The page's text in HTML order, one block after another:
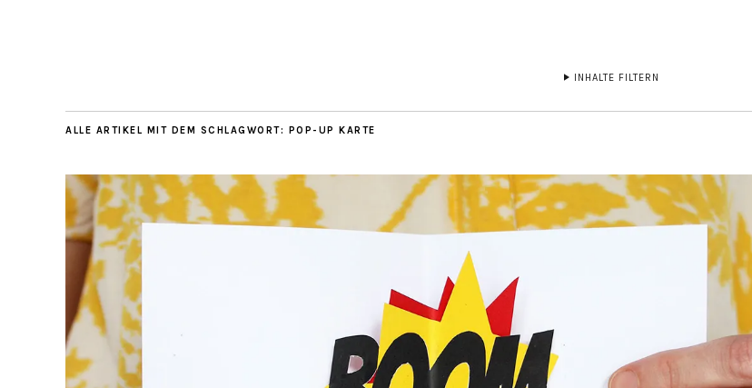
INHALTE FILTERN
ALLE ARTIKEL MIT DEM SCHLAGWORT: POP-UP KARTE